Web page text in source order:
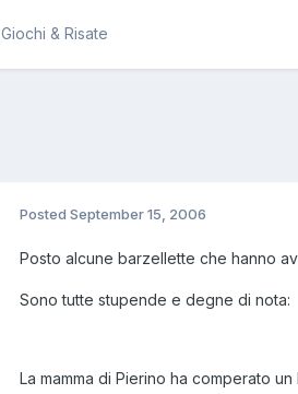
Giochi & Risate
Posted September 15, 2006
Posto alcune barzellette che hanno
Sono tutte stupende e degne di nota:
La mamma di Pierino ha comperato